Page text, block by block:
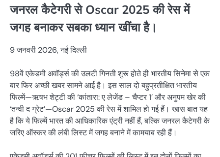
जनरल कैटेगरी से Oscar 2025 की रेस में
जगह बनाकर सबका ध्यान खींचा है।
9 जनवरी 2026, नई दिल्ली
98वें एकेडमी अवॉर्ड्स की उलटी गिनती शुरू होते ही भारतीय सिनेमा से एक
बार फिर अच्छी खबर सामने आई है। इस साल दो बहुप्रतीक्षित भारतीय
फिल्में—ऋषभ शेट्टी की ‘कांतारा: ए लेजेंड – चैप्टर 1’ और अनुपम खेर की
‘तन्वी द ग्रेट’—Oscar 2025 की रेस में शामिल हो गई हैं। खास बात यह
है कि ये फिल्में भारत की आधिकारिक एंट्री नहीं हैं, बल्कि जनरल कैटेगरी के
जरिए ऑस्कर की लंबी लिस्ट में जगह बनाने में कामयाब रही हैं।